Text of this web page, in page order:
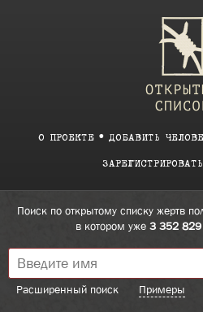
О ПРОЕКТЕ ДОБАВИТЬ
Поиск по открытому списку жертв
в котором уже 3 352 829
Расширенный поиск Примеры